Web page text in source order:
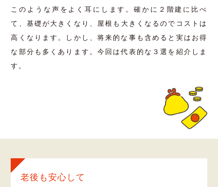
このような声をよく耳にします。確かに２階建に比べ
て、基礎が大きくなり、屋根も大きくなるのでコストは
高くなります。しかし、将来的な事も含めると実はお得
な部分も多くあります。今回は代表的な３選を紹介しま
す。
老後も安心して